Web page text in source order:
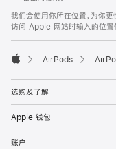
我们会使用你所在位置，为你
访问 Apple 网站时输入的位置
AirPods
选购及了解
Apple 钱包
账户